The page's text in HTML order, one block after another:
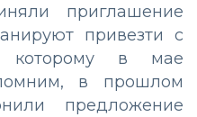
приглашение
привезти с
которому в мае
в прошлом
предложение